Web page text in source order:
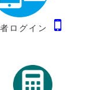
ログイン